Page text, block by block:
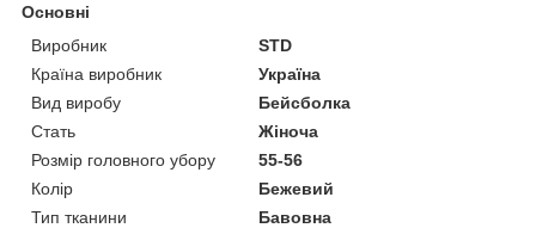
Основні
Виробник
STD
Країна виробник
Україна
Вид виробу
Бейсболка
Стать
Жіноча
Розмір головного убору
55-56
Колір
Бежевий
Тип тканини
Бавовна